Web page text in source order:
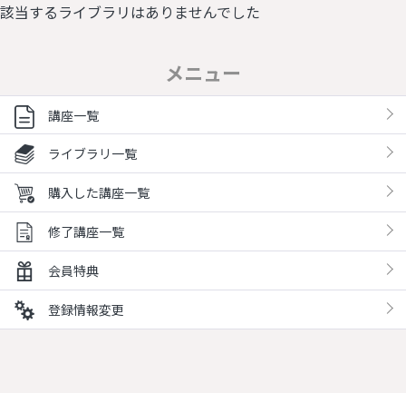
該当するライブラリはありませんでした
メニュー
講座一覧
ライブラリ一覧
購入した講座一覧
修了講座一覧
会員特典
登録情報変更